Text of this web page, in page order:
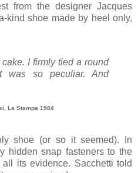
from the designer Jacques
kind shoe made by heel only,
I firmly tied a round
so peculiar. And
La Stampa 1984
shoe (or so it seemed). In
hidden snap fasteners to the
its evidence. Sacchetti told